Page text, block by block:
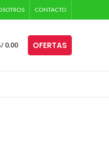
CONTACTO
0.00 OFERTAS